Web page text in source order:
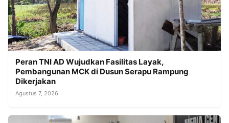
Peran TNI AD Wujudkan Fasilitas Layak,
Pembangunan MCK di Dusun Serapu Rampung
Dikerjakan
Agustus 7, 2026